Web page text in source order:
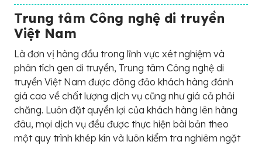
Trung tâm Công nghệ di truyền
Việt Nam
Là đơn vị hàng đầu trong lĩnh vực xét nghiệm và
phân tích gen di truyền, Trung tâm Công nghệ di
truyền Việt Nam được đông đảo khách hàng đánh
giá cao về chất lượng dịch vụ cũng như giá cả phải
chăng. Luôn đặt quyền lợi của khách hàng lên hàng
đâu, mọi dịch vụ đều được thực hiện bài bản theo
một quy trình khép kín và luôn kiểm tra nghiêm ngặt